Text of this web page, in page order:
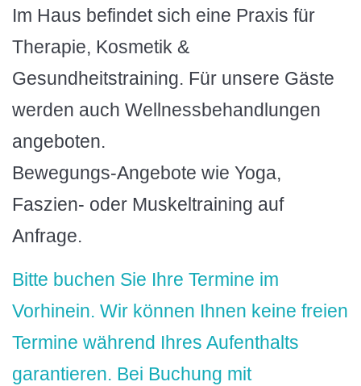
Im Haus befindet sich eine Praxis für
Therapie, Kosmetik &
Gesundheitstraining. Für unsere Gäste
werden auch Wellnessbehandlungen
angeboten.
Bewegungs-Angebote wie Yoga,
Faszien- oder Muskeltraining auf
Anfrage.
Bitte buchen Sie Ihre Termine im
Vorhinein. Wir können Ihnen keine freien
Termine während Ihres Aufenthalts
garantieren. Bei Buchung mit